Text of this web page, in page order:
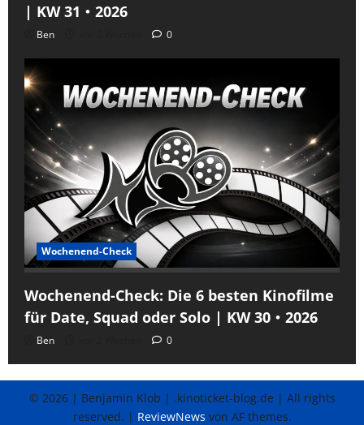
| KW 31・2026
Ben 0
Wochenend-Check
Wochenend-Check: Die 6 besten Kinofilme
für Date, Squad oder Solo | KW 30・2026
Ben 0
© 2026 | Benjamin Klob | .kinoticket-blog.de | All rights
reserved. | ReviewNews von AF themes.